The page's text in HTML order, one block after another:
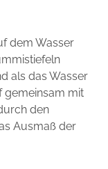
dem Wasser
als das Wasser
gemeinsam mit
den
Ausmaß der